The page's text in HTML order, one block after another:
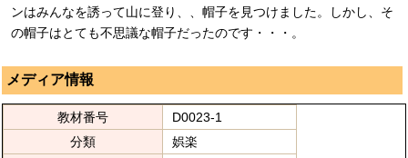
ンはみんなを誘って山に登り、、帽子を見つけました。しかし、そ
の帽子はとても不思議な帽子だったのです・・・。
メディア情報
教材番号
D0023-1
分類
娯楽